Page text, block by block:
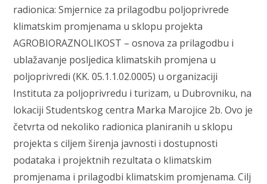
radionica: Smjernice za prilagodbu poljoprivrede
klimatskim promjenama u sklopu projekta
AGROBIORAZNOLIKOST – osnova za prilagodbu i
ublažavanje posljedica klimatskih promjena u
poljoprivredi (KK. 05.1.1.02.0005) u organizaciji
Instituta za poljoprivredu i turizam, u Dubrovniku, na
lokaciji Studentskog centra Marka Marojice 2b. Ovo je
četvrta od nekoliko radionica planiranih u sklopu
projekta s ciljem širenja javnosti i dostupnosti
podataka i projektnih rezultata o klimatskim
promjenama i prilagodbi klimatskim promjenama. Cilj